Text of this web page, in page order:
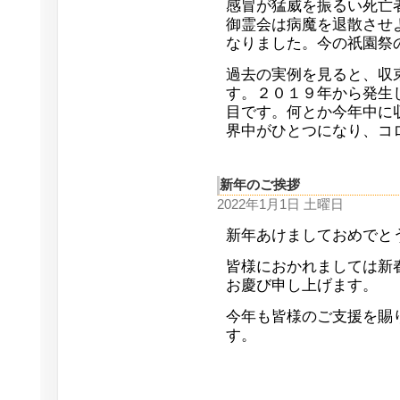
感冒が猛威を振るい死亡
御霊会は病魔を退散させ
なりました。今の祇園祭
過去の実例を見ると、収
す。２０１９年から発生
目です。何とか今年中
界中がひとつになり、コ
新年のご挨拶
2022年1月1日 土曜日
新年あけましておめでと
皆様におかれましては
お慶び申し上げます。
今年も皆様のご支援を賜
す。